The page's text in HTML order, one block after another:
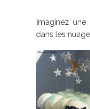
Imaginez
dans les